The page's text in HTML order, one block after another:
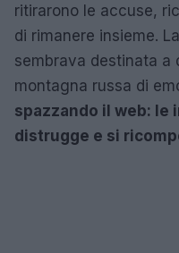
ritirarono le accuse,
di rimanere insieme.
sembrava destinata a
montagna russa di
spazzando il web: le
distrugge e si